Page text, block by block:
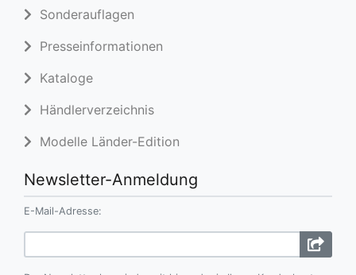
Sonderauflagen
Presseinformationen
Kataloge
Händlerverzeichnis
Modelle Länder-Edition
Newsletter-Anmeldung
E-Mail-Adresse: